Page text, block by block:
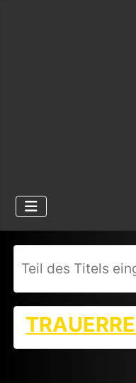
Teil des Titels